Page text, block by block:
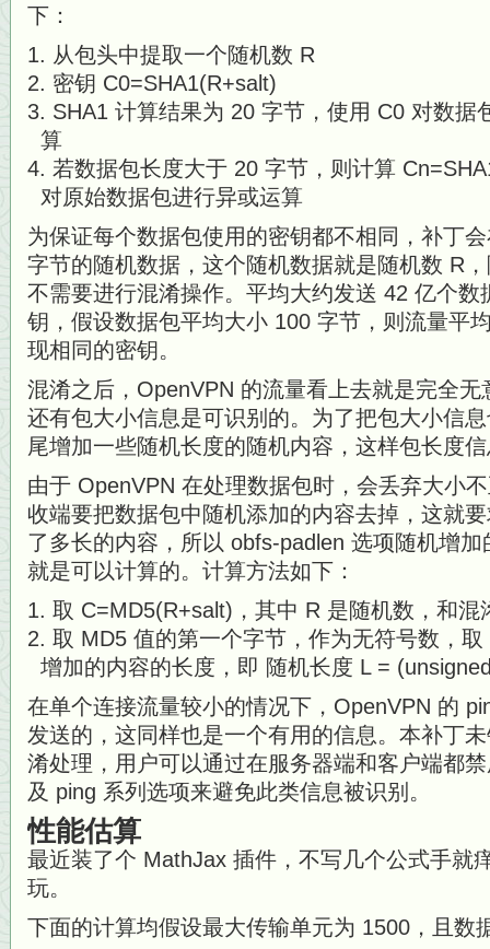
下：
从包头中提取一个随机数 R
密钥 C0=SHA1(R+salt)
SHA1 计算结果为 20 字节，使用 C0 对数据
算
若数据包长度大于 20 字节，则计算
对原始数据包进行异或运算
为保证每个数据包使用的密钥都不相同，补丁
字节的随机数据，这个随机数据就是随机数 R
不需要进行混淆操作。平均大约发送 42 亿个
钥，假设数据包平均大小 100 字节，则流量平
现相同的密钥。
混淆之后，OpenVPN 的流量看上去就是完全
还有包大小信息是可识别的。为了把包大小信
尾增加一些随机长度的随机内容，这样包长度
由于 OpenVPN 在处理数据包时，会丢弃大小
收端要把数据包中随机添加的内容去掉，这就
了多长的内容，所以 obfs-padlen 选项随机增
就是可以计算的。计算方法如下：
取 C=MD5(R+salt)，其中 R 是随机数，和混
取 MD5 值的第一个字节，作为无符号数，
增加的内容的长度，即 随机长度 L =
在单个连接流量较小的情况下，OpenVPN 的
发送的，这同样也是一个有用的信息。本补丁
淆处理，用户可以通过在服务器端和客户端都
及 ping 系列选项来避免此类信息被识别。
性能估算
最近装了个 MathJax 插件，不写几个公式手就
玩。
下面的计算均假设最大传输单元为 1500，且数